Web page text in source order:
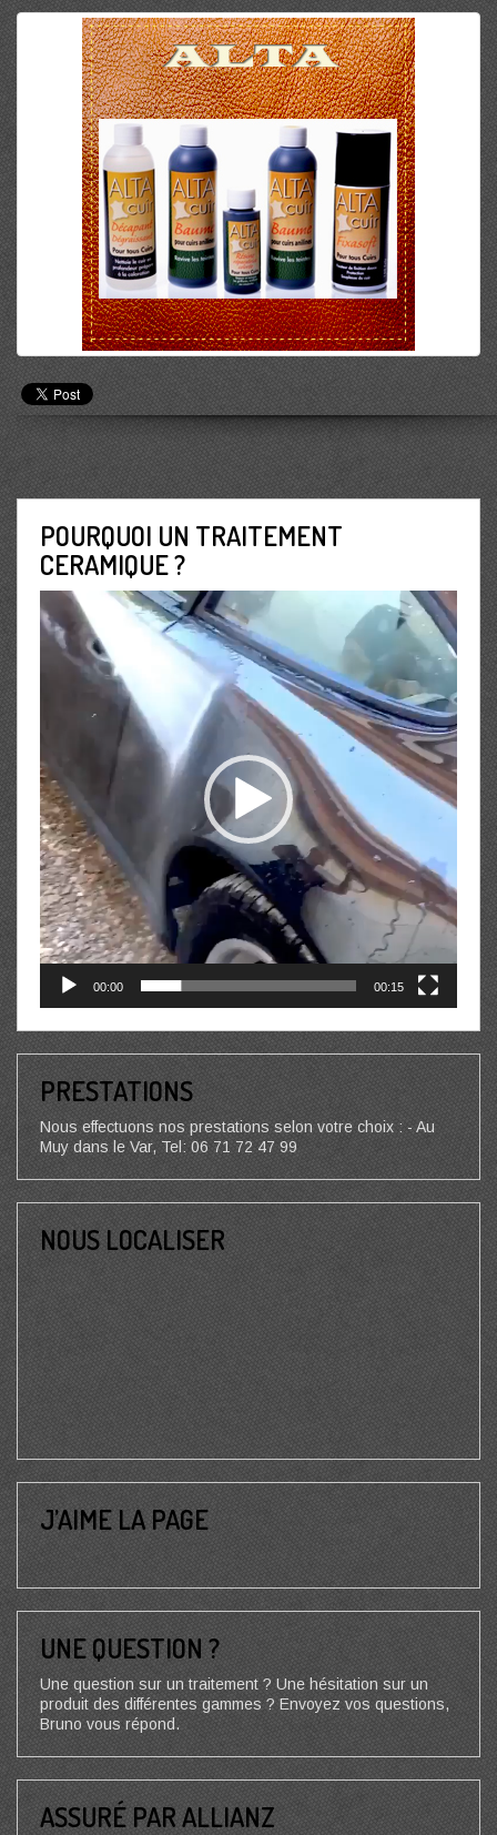
POURQUOI UN TRAITEMENT
CERAMIQUE ?
Lecteur
vidéo
00:00 00:15
PRESTATIONS
Nous effectuons nos prestations selon votre choix : - Au
Muy dans le Var, Tel: 06 71 72 47 99
NOUS LOCALISER
J’AIME LA PAGE
UNE QUESTION ?
Une question sur un traitement ? Une hésitation sur un
produit des différentes gammes ? Envoyez vos questions,
Bruno vous répond.
ASSURÉ PAR ALLIANZ